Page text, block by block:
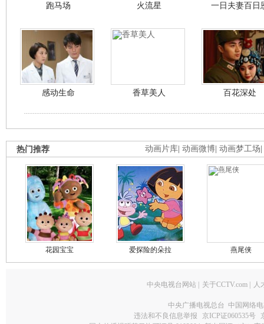
跑马场 火流星 一日夫妻百日
感动生命 香草美人 百花深处
动画片库 动画微博 动画梦工场
热门推荐
花园宝宝 爱探险的朵拉 燕尾侠
中央电视台网站 关于CCTV.com 人
中央广播电视总台 中国网络
违法和不良信息举报
京ICP证060535号